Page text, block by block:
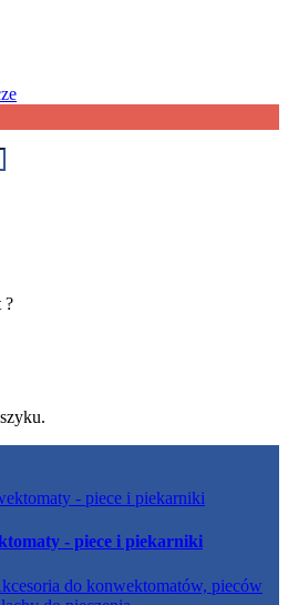
?
- piece i piekarniki
do konwektomatów, pieców